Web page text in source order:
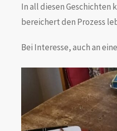
In all diesen Geschichten
bereichert den Prozess
Bei Interesse, auch an